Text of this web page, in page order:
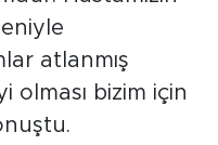
atlanmış
olması bizim için